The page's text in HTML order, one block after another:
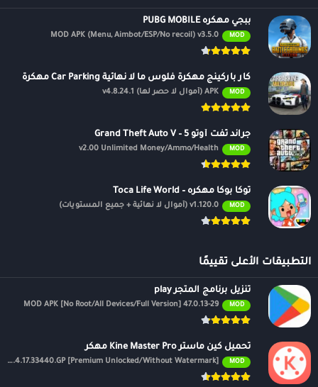
ببجي مهكره PUBG MOBILE
MOD
MOD APK (Menu, Aimbot/ESP/No recoil) v3.5.0
كار باركينج مهكرة فلوس ما لا نهائية Car Parking مهكرة
MOD APK (أموال لا حصر لها) v4.8.24.1
جراند ثفت أوتو 5 – Grand Theft Auto V
MOD
v2.00 Unlimited Money/Ammo/Health
توكا بوكا مهكره – Toca Life World
MOD v1.120.0 (أموال لا نهائية + جميع المستويات)
التطبيقات الأعلى تقييمًا
تنزيل برنامج المتجر play
MOD
47.0.13-29 MOD APK [No Root/All Devices/Full Version]
تحميل كين ماستر Kine Master Pro مهكر
MOD
APK v7.4.17.33440.GP [Premium Unlocked/Without Watermark]